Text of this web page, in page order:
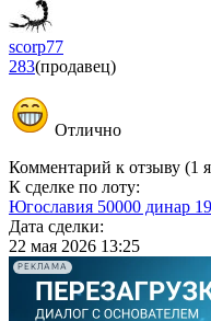
scorp77
283(продавец)
Отлично
Комментарий к отзыву (1
К сделке по лоту:
Югославия 50000 динар
Дата сделки:
22 мая 2026 13:25
РЕКЛАМА